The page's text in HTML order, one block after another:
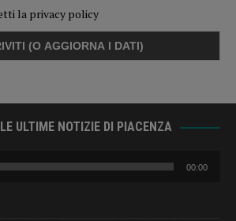
la privacy policy
ULTIME NOTIZIE DI PIACENZA
00:00